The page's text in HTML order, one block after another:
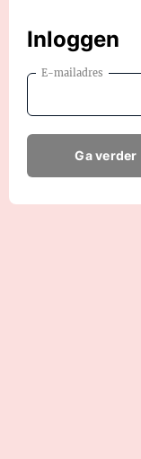
Inloggen
E-mailadres
Ga verder